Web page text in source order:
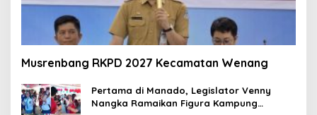
Musrenbang RKPD 2027 Kecamatan Wenang
Pertama di Manado, Legislator Venny
Nangka Ramaikan Figura Kampung